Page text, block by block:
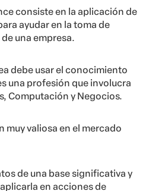
consiste en la aplicación de
ayudar en la toma de
una empresa.
debe usar el conocimiento
una profesión que involucra
Computación y Negocios.
muy valiosa en el mercado
de una base significativa y
en acciones de